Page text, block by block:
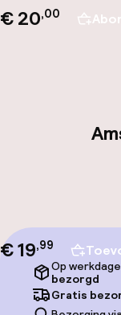
€ 20,00
€ 19,99
Op
bezorgd
Gratis